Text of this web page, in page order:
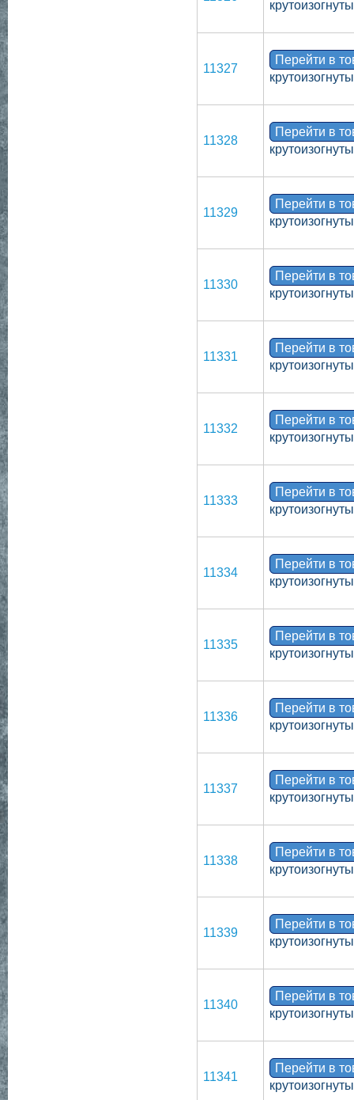
11327
Перейти в
11328
Перейти в
11329
Перейти в
11330
Перейти в
11331
Перейти в
11332
Перейти в
11333
Перейти в
11334
Перейти в
11335
Перейти в
11336
Перейти в
11337
Перейти в
11338
Перейти в
11339
Перейти в
11340
Перейти в
11341
Перейти в